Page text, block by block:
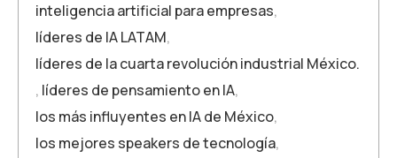
inteligencia artificial para empresas,
líderes de IA LATAM,
líderes de la cuarta revolución industrial México.
, líderes de pensamiento en IA,
los más influyentes en IA de México,
los mejores speakers de tecnología,